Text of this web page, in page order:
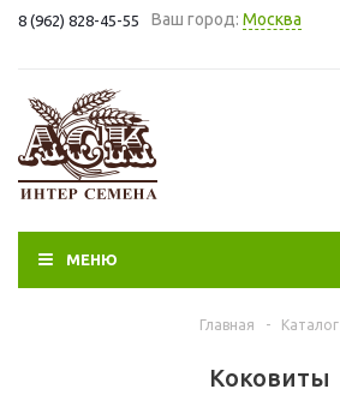
8 (962) 828-45-55 Ваш город: Москва
МЕНЮ
Главная - Каталог
Коковиты